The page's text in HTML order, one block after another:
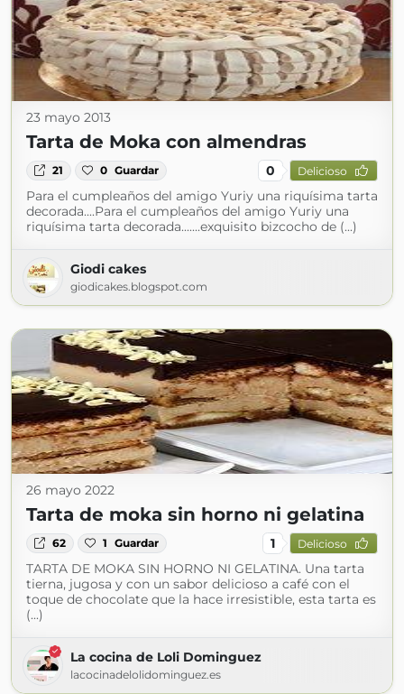
23 mayo 2013
Tarta de Moka con almendras
21 0 Guardar 0 Delicioso
Para el cumpleaños del amigo Yuriy una riquísima tarta
decorada....Para el cumpleaños del amigo Yuriy una
riquísima tarta decorada.......exquisito bizcocho de (...)
Giodi cakes
giodicakes.blogspot.com
26 mayo 2022
Tarta de moka sin horno ni gelatina
62 1 Guardar 1 Delicioso
TARTA DE MOKA SIN HORNO NI GELATINA. Una tarta
tierna, jugosa y con un sabor delicioso a café con el
toque de chocolate que la hace irresistible, esta tarta es
(...)
La cocina de Loli Dominguez
lacocinadelolidominguez.es